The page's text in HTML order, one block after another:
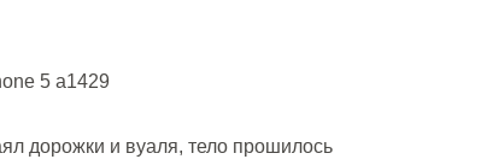
5 a1429
дорожки и вуаля, тело прошилось